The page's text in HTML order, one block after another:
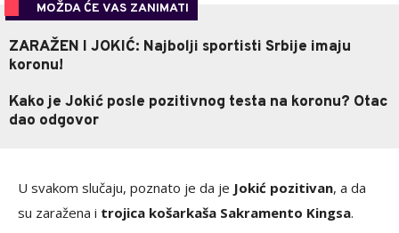
MOŽDA ĆE VAS ZANIMATI
ZARAŽEN I JOKIĆ: Najbolji sportisti Srbije imaju
koronu!
Kako je Jokić posle pozitivnog testa na koronu? Otac
dao odgovor
U svakom slučaju, poznato je da je Jokić pozitivan, a da
su zaražena i trojica košarkaša Sakramento Kingsa.